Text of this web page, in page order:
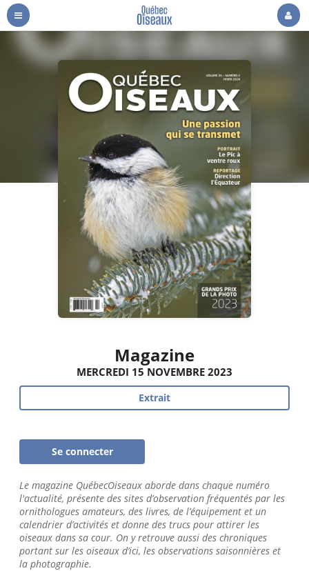
Magazine
MERCREDI 15 NOVEMBRE 2023
Extrait
Se connecter
Le magazine QuébecOiseaux aborde dans chaque numéro
l'actualité, présente des sites d’observation fréquentés par les
ornithologues amateurs, des livres, de l’équipement et un
calendrier d’activités et donne des trucs pour attirer les
oiseaux dans sa cour. On y retrouve aussi des chroniques
portant sur les oiseaux d’ici, les observations saisonnières et
la photographie.